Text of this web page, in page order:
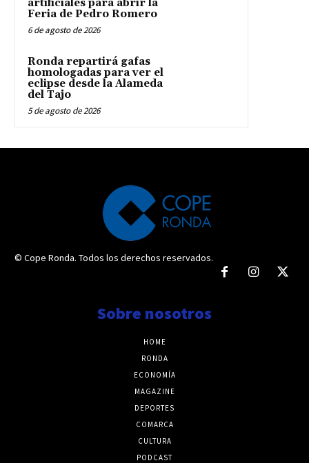
artificiales para abrir la
Feria de Pedro Romero
6 de agosto de 2026
Ronda repartirá gafas
homologadas para ver el
eclipse desde la Alameda
del Tajo
5 de agosto de 2026
© Cope Ronda. Todos los derechos reservados.
Sobre nosotros
HOME
RONDA
ECONOMÍA
MAGAZINE
DEPORTES
COMARCA
CULTURA
PODCAST